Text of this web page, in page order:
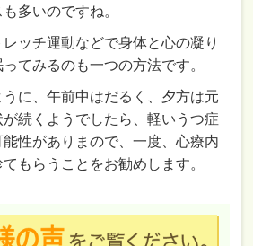
多いのですね。
ッチ運動などで身体と心の凝り
てみるのも一つの方法です。
に、午前中はだるく、夕方は元
続くようでしたら、軽いうつ症
性がありまので、一度、心療内
もらうことをお勧めします。